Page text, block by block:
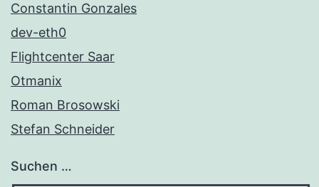
Constantin Gonzales
dev-eth0
Flightcenter Saar
Otmanix
Roman Brosowski
Stefan Schneider
Suchen …